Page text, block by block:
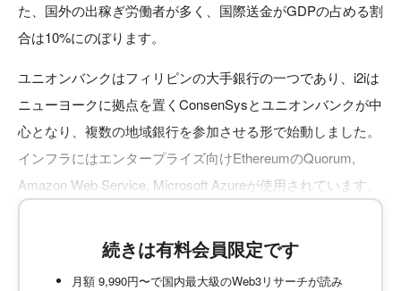
た、国外の出稼ぎ労働者が多く、国際送金がGDPの占める割
合は10%にのぼります。
ユニオンバンクはフィリピンの大手銀行の一つであり、i2iは
ニューヨークに拠点を置くConsenSysとユニオンバンクが中
心となり、複数の地域銀行を参加させる形で始動しました。
インフラにはエンタープライズ向けEthereumのQuorum,
Amazon Web Service, Microsoft Azureが使用されています。
続きは有料会員限定です
月額 9,990円〜で国内最大級のWeb3リサーチが読み